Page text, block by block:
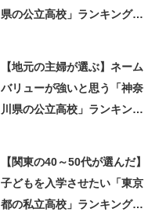
県の公立高校」ランキング
【地元の主婦が選ぶ】ネーム
バリューが強いと思う「神奈
川県の公立高校」ランキング
【関東の40～50代が選んだ】
子どもを入学させたい「東京
都の私立高校」ランキング